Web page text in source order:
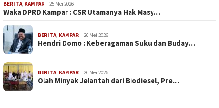
BERITA, KAMPAR 25 Mei 2026
Waka DPRD Kampar : CSR Utamanya Hak Masy…
BERITA, KAMPAR 20 Mei 2026
Hendri Domo : Keberagaman Suku dan Buday…
BERITA, KAMPAR 20 Mei 2026
Olah Minyak Jelantah dari Biodiesel, Pre…